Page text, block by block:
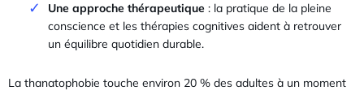
Une approche thérapeutique : la pratique de la pleine
conscience et les thérapies cognitives aident à retrouver
un équilibre quotidien durable.
La thanatophobie touche environ 20 % des adultes à un moment